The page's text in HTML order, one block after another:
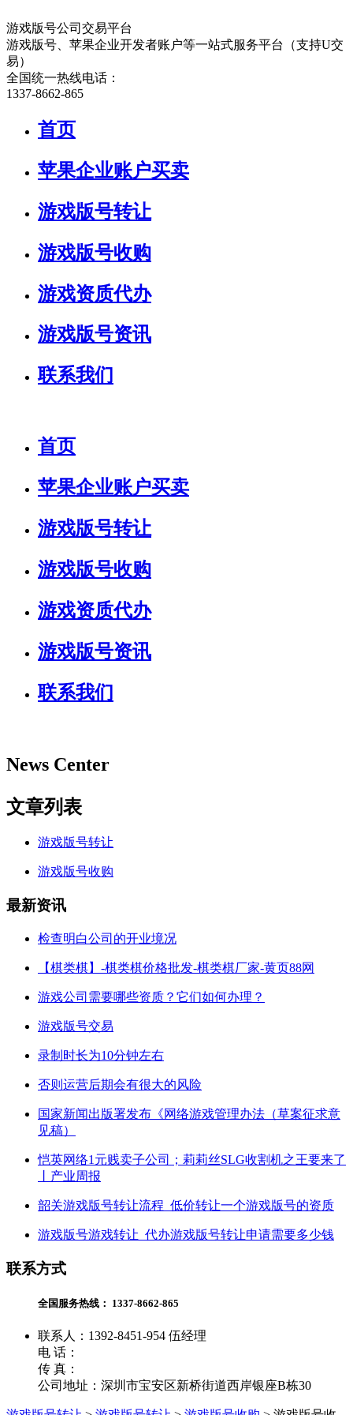
游戏版号公司交易平台
游戏版号、苹果企业开发者账户等一站式服务平台（支持U交
易）
全国统一热线电话：
1337-8662-865
首页
苹果企业账户买卖
游戏版号转让
游戏版号收购
游戏资质代办
游戏版号资讯
联系我们
首页
苹果企业账户买卖
游戏版号转让
游戏版号收购
游戏资质代办
游戏版号资讯
联系我们
News Center
文章列表
游戏版号转让
游戏版号收购
最新资讯
检查明白公司的开业境况
【棋类棋】-棋类棋价格批发-棋类棋厂家-黄页88网
游戏公司需要哪些资质？它们如何办理？
游戏版号交易
录制时长为10分钟左右
否则运营后期会有很大的风险
国家新闻出版署发布《网络游戏管理办法（草案征求意
见稿）
恺英网络1元贱卖子公司；莉莉丝SLG收割机之王要来了
丨产业周报
韶关游戏版号转让流程_低价转让一个游戏版号的资质
游戏版号游戏转让_代办游戏版号转让申请需要多少钱
联系方式
全国服务热线： 1337-8662-865
联系人：1392-8451-954 伍经理
电 话：
传 真：
公司地址：深圳市宝安区新桥街道西岸银座B栋30